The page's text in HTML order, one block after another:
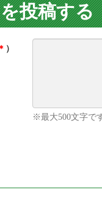
投稿する
＊ ）
※最大500文字で